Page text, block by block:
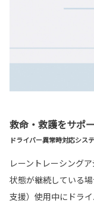
救命・救護をサポー
ドライバー異常時対応シス
レーントレーシング
状態が継続している
支援）使用中にドラ